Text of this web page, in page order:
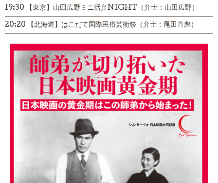
19:30 【東京】山田広野ミニ活弁NIGHT（弁士：山田広野）
20:20 【北海道】はこだて国際民俗芸術祭（弁士：尾田直彪）